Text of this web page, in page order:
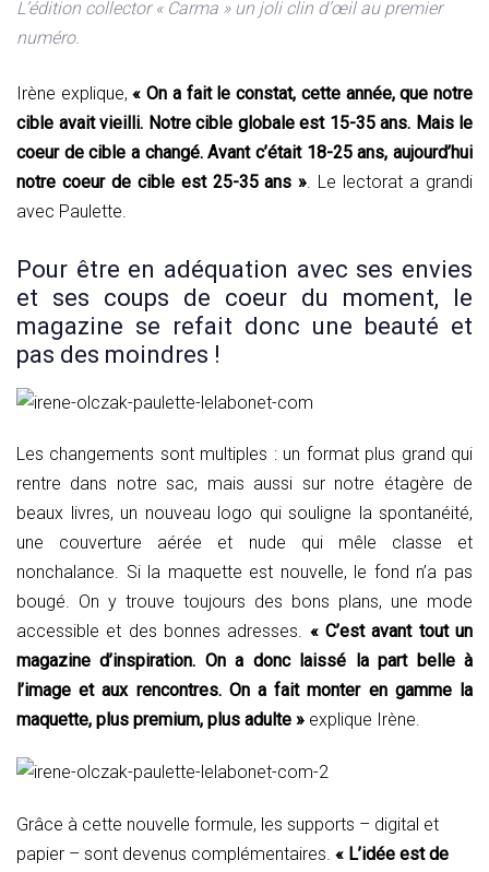
L’édition collector « Carma » un joli clin d’œil au premier
numéro.
Irène explique,« On a fait le constat, cette année, que notre
cible avait vieilli. Notre cible globale est 15-35 ans. Mais le
coeur de cible a changé. Avant c’était 18-25 ans, aujourd’hui
notre coeur de cible est 25-35 ans » . Le lectorat a grandi
avec Paulette.
Pour être en adéquation avec ses envies
et ses coups de coeur du moment, le
magazine se refait donc une beauté et
pas des moindres !
Les changements sont multiples : un format plus grand qui
rentre dans notre sac, mais aussi sur notre étagère de
beaux livres, un nouveau logo qui souligne la spontanéité,
une couverture aérée et nude qui mêle classe et
nonchalance. Si la maquette est nouvelle, le fond n’a pas
bougé. On y trouve toujours des bons plans, une mode
accessible et des bonnes adresses. « C’est avant tout un
magazine d’inspiration. On a donc laissé la part belle à
l’image et aux rencontres. On a fait monter en gamme la
maquette, plus premium, plus adulte » explique Irène.
Grâce à cette nouvelle formule, les supports – digital et
papier – sont devenus complémentaires. « L’idée est de